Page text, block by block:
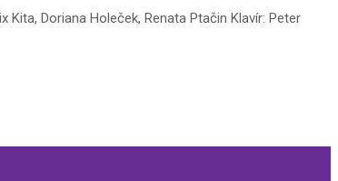
Kita, Doriana Holeček, Renata Ptačin Klavír: Peter